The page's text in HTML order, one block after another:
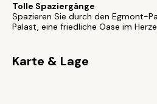
Tolle Spaziergänge
Spazieren Sie durch den Egmont-
Palast, eine friedliche Oase im
Karte & Lage